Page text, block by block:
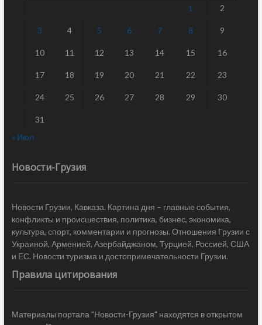
1 2
3 4 5 6 7 8 9
10 11 12 13 14 15 16
17 18 19 20 21 22 23
24 25 26 27 28 29 30
31
« Июл
Новости-Грузия
Новости Грузии, Кавказа. Картина дня – главные события,
конфликты и происшествия, политика, бизнес, экономика,
культура, спорт, комментарии и прогнозы. Отношения Грузии с
Украиной, Арменией, Азербайджаном, Турцией, Россией, США
и ЕС. Новости туризма и достопримечательности Грузии.
Правила цитирования
Материалы портала "Новости-Грузия" находятся в открытом